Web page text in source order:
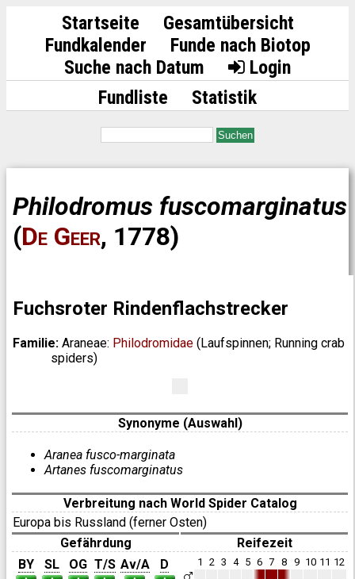
Startseite
Gesamtübersicht
Fundkalender
Funde nach Biotop
Suche nach Datum
Login
Fundliste
Statistik
Suchen
Philodromus fuscomarginatus
(De Geer, 1778)
Fuchsroter Rindenflachstrecker
Familie: Araneae: Philodromidae (Laufspinnen; Running crab
spiders)
Synonyme (Auswahl)
Aranea fusco-marginata
Artanes fuscomarginatus
Verbreitung nach World Spider Catalog
Europa bis Russland (ferner Osten)
Gefährdung
Reifezeit
BY
SL OG T/S Av/A D 1 2 3 4 5 6 7 8 9 10 11 12